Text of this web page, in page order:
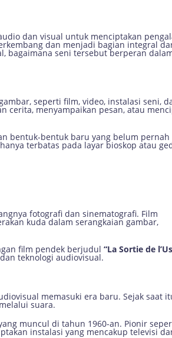
dan visual untuk menciptakan
dan menjadi bagian integral
bagaimana seni tersebut berperan
seperti film, video, instalasi seni,
cerita, menyampaikan pesan, atau
bentuk-bentuk baru yang belum pernah
terbatas pada layar bioskop atau
fotografi dan sinematografi. Film
kuda dalam serangkaian gambar,
film pendek berjudul “La Sortie de
teknologi audiovisual.
memasuki era baru. Sejak saat
suara.
muncul di tahun 1960-an. Pionir
instalasi yang mencakup televisi